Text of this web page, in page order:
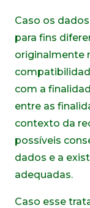
Caso os
para fins
originalmente
com a
entre as
contexto da
possíveis
dados e a
adequadas.
Caso esse